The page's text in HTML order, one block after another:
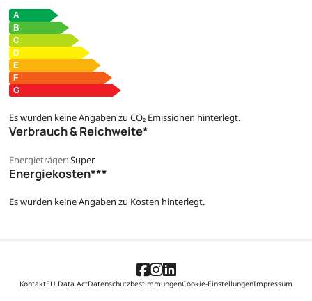
Es wurden keine Angaben zu CO₂ Emissionen hinterlegt.
Verbrauch & Reichweite*
Energieträger:Super
Energiekosten***
Es wurden keine Angaben zu Kosten hinterlegt.
KontaktEU Data ActDatenschutzbestimmungenCookie-EinstellungenImpressum